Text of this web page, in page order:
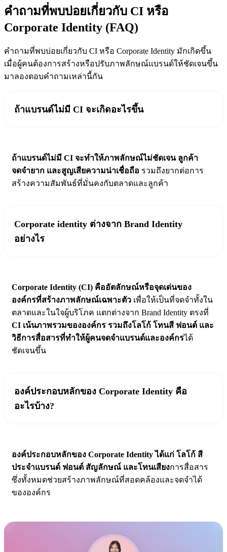
คำถามที่พบบ่อยเกี่ยวกับ CI หรือ
Corporate Identity (FAQ)
คำถามที่พบบ่อยเกี่ยวกับ CI หรือ Corporate Identity มักเกิดขึ้น
เมื่อผู้คนต้องการสร้างหรือปรับภาพลักษณ์แบรนด์ให้ชัดเจนขึ้น
มาลองตอบคำถามเหล่านี้กัน
ถ้าแบรนด์ไม่มี CI จะเกิดอะไรขึ้น
ถ้าแบรนด์ไม่มี CI จะทำให้ภาพลักษณ์ไม่ชัดเจน ลูกค้า
จดจำยาก และสูญเสียความน่าเชื่อถือ รวมถึงยากต่อการ
สร้างความสัมพันธ์ที่มั่นคงกับตลาดและลูกค้า
Corporate identity ต่างจาก Brand Identity
อย่างไร
Corporate Identity (CI) คืออัตลักษณ์หรือจุดเด่นของ
องค์กรที่สร้างภาพลักษณ์เฉพาะตัว เพื่อให้เป็นที่จดจำทั้งใน
ตลาดและในใจผู้บริโภค แตกต่างจาก Brand Identity ตรงที่
CI เน้นภาพรวมขององค์กร รวมถึงโลโก้ โทนสี ฟอนต์ และ
วิธีการสื่อสารที่ทำให้ผู้คนจดจำแบรนด์และองค์กรได้
ชัดเจนขึ้น
องค์ประกอบหลักของ Corporate Identity คือ
อะไรบ้าง?
องค์ประกอบหลักของ Corporate Identity ได้แก่ โลโก้ สี
ประจำแบรนด์ ฟอนต์ สัญลักษณ์ และโทนเสียงการสื่อสาร
ซึ่งทั้งหมดช่วยสร้างภาพลักษณ์ที่สอดคล้องและจดจำได้
ขององค์กร